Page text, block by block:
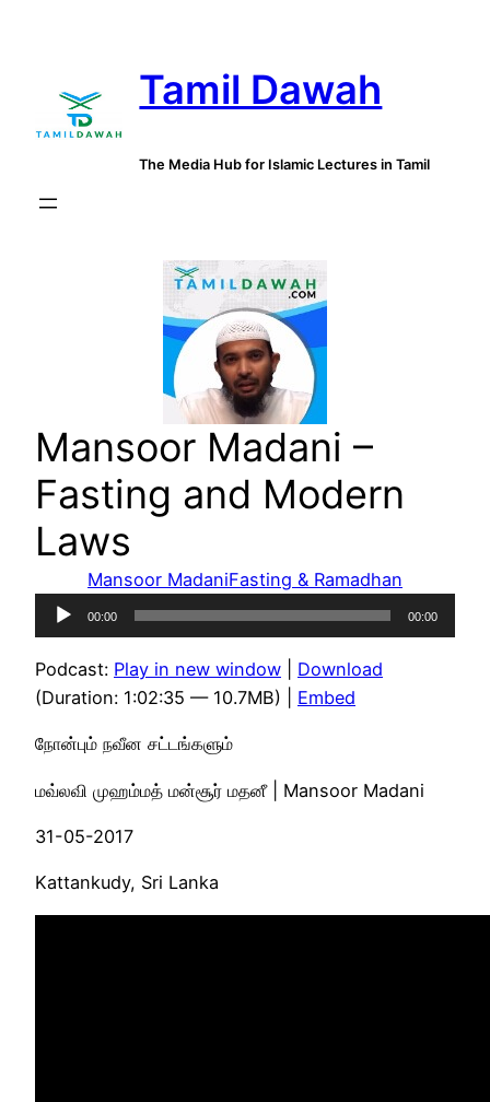
Tamil Dawah
The Media Hub for Islamic Lectures in Tamil
Mansoor Madani –
Fasting and Modern
Laws
Mansoor MadaniFasting & Ramadhan
Audio
Player
00:00 00:00
Podcast: Play in new window
Download
(Duration: 1:02:35 — 10.7MB) | Embed
நோன்பும் நவீன சட்டங்களும்
மவ்லவி முஹம்மத் மன்சூர் மதனீ | Mansoor Madani
31-05-2017
Kattankudy, Sri Lanka